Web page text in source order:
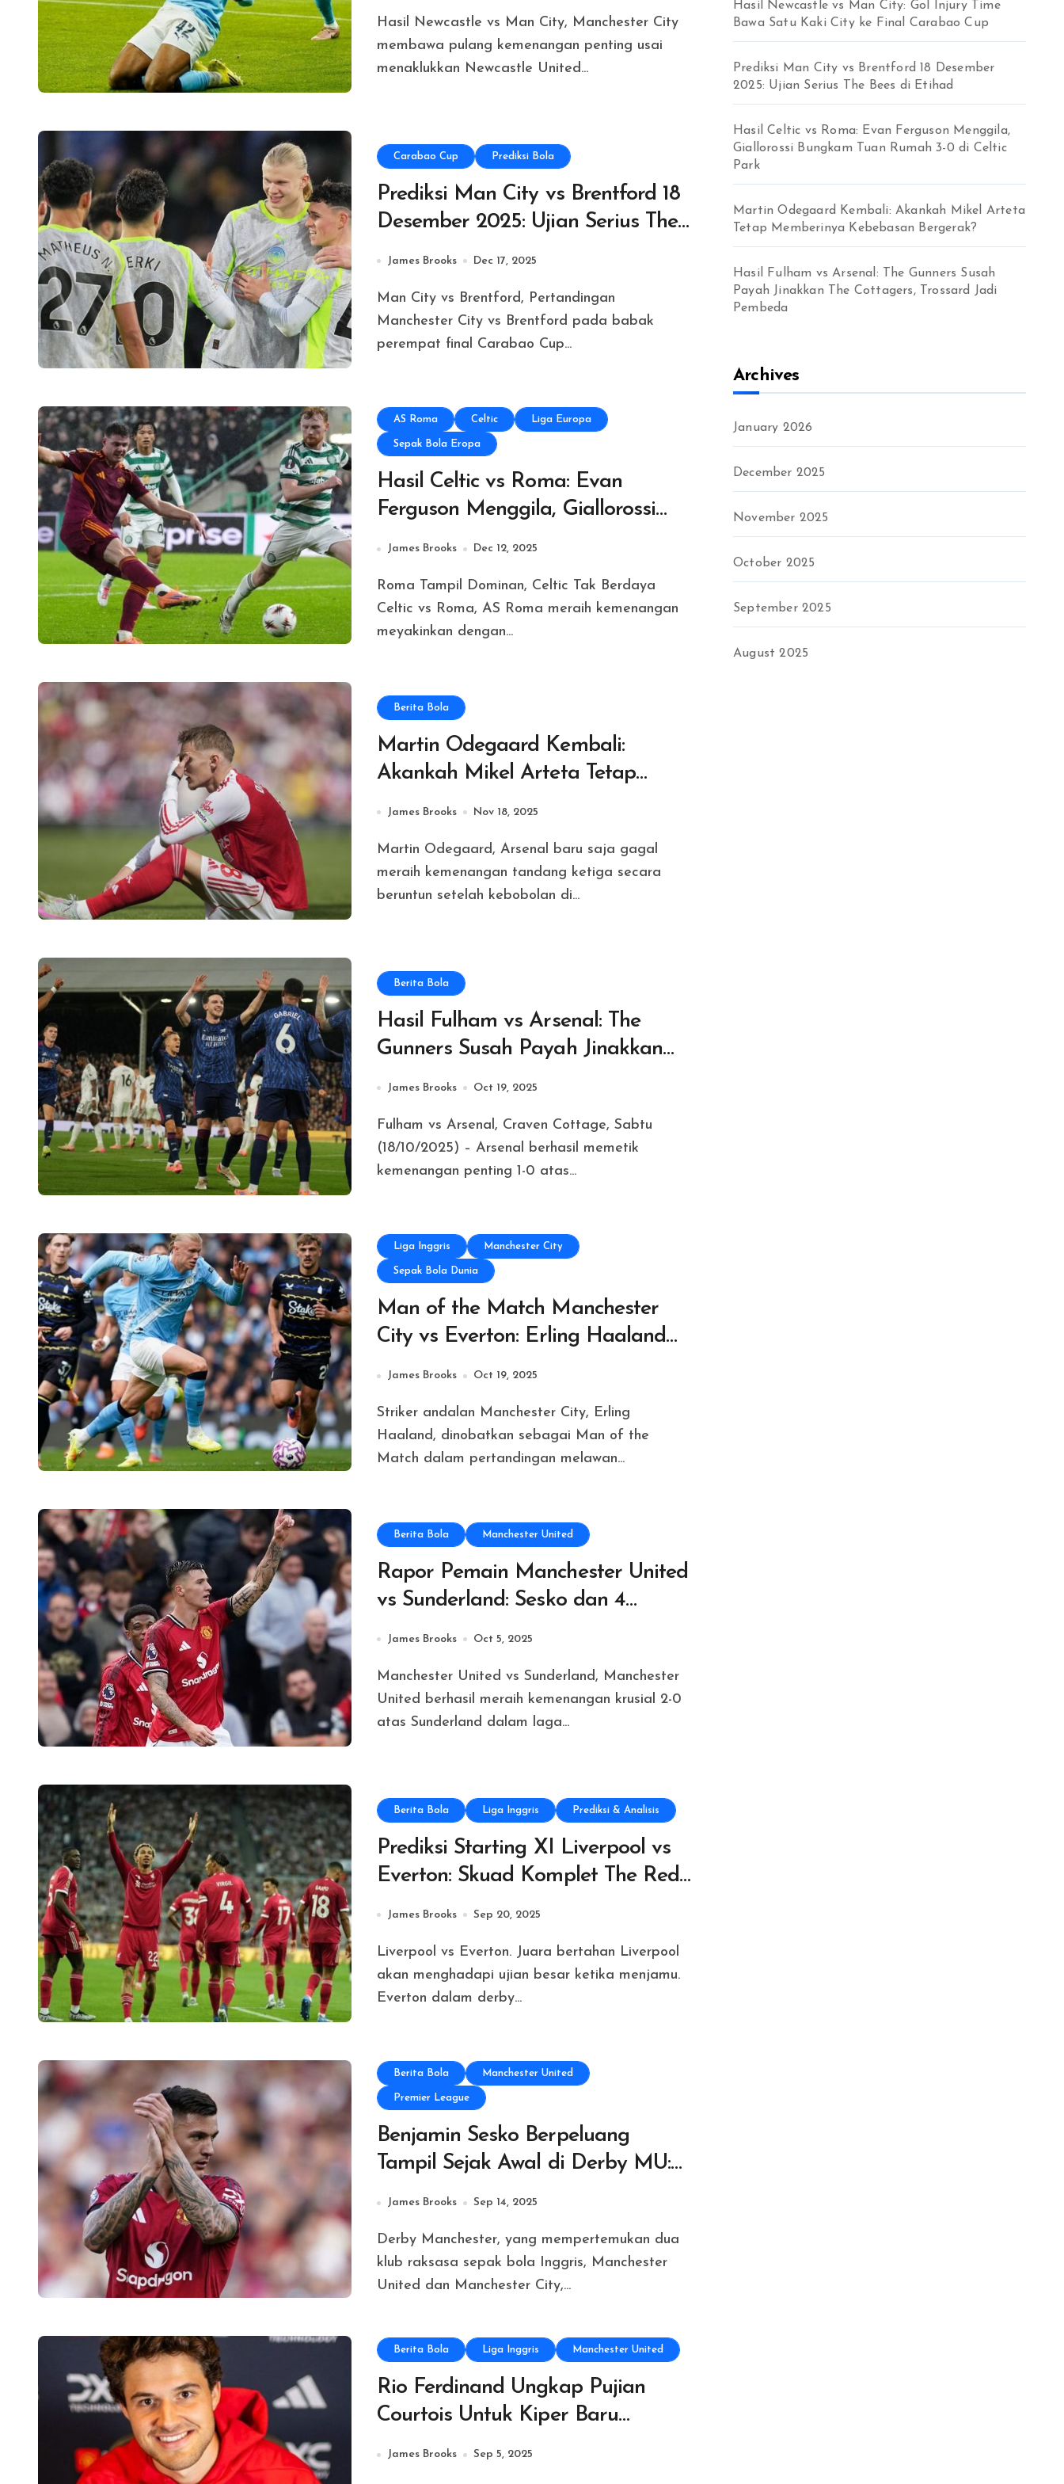
Hasil Newcastle vs Man City, Manchester City
membawa pulang kemenangan penting usai
menaklukkan Newcastle United...
Carabao Cup Prediksi Bola
Prediksi Man City vs Brentford 18
Desember 2025: Ujian Serius The
Bees di Etihad
James Brooks Dec 17, 2025
Man City vs Brentford, Pertandingan
Manchester City vs Brentford pada babak
perempat final Carabao Cup...
AS Roma Celtic Liga Europa
Sepak Bola Eropa
Hasil Celtic vs Roma: Evan
Ferguson Menggila, Giallorossi
Bungkam Tuan Rumah 3-0 di
James Brooks Dec 12, 2025
Roma Tampil Dominan, Celtic Tak Berdaya
Celtic vs Roma, AS Roma meraih kemenangan
meyakinkan dengan...
Berita Bola
Martin Odegaard Kembali:
Akankah Mikel Arteta Tetap
Memberinya Kebebasan
James Brooks Nov 18, 2025
Martin Odegaard, Arsenal baru saja gagal
meraih kemenangan tandang ketiga secara
beruntun setelah kebobolan di...
Berita Bola
Hasil Fulham vs Arsenal: The
Gunners Susah Payah Jinakkan
The Cottagers, Trossard Jadi
James Brooks Oct 19, 2025
Fulham vs Arsenal, Craven Cottage, Sabtu
(18/10/2025) – Arsenal berhasil memetik
kemenangan penting 1-0 atas...
Liga Inggris Manchester City
Sepak Bola Dunia
Man of the Match Manchester
City vs Everton: Erling Haaland
Tampil Gemilang dengan Dua Gol
James Brooks Oct 19, 2025
Striker andalan Manchester City, Erling
Haaland, dinobatkan sebagai Man of the
Match dalam pertandingan melawan...
Berita Bola Manchester United
Rapor Pemain Manchester United
vs Sunderland: Sesko dan 4
Pemain Tampil Gemilang, Clean
James Brooks Oct 5, 2025
Manchester United vs Sunderland, Manchester
United berhasil meraih kemenangan krusial 2-0
atas Sunderland dalam laga...
Berita Bola Liga Inggris Prediksi & Analisis
Prediksi Starting XI Liverpool vs
Everton: Skuad Komplet The Reds
vs Kreativitas Grealish
James Brooks Sep 20, 2025
Liverpool vs Everton. Juara bertahan Liverpool
akan menghadapi ujian besar ketika menjamu.
Everton dalam derby...
Berita Bola Manchester United
Premier League
Benjamin Sesko Berpeluang
Tampil Sejak Awal di Derby MU:
Peluang Emas untuk Debut
James Brooks Sep 14, 2025
Derby Manchester, yang mempertemukan dua
klub raksasa sepak bola Inggris, Manchester
United dan Manchester City,...
Berita Bola Liga Inggris Manchester United
Rio Ferdinand Ungkap Pujian
Courtois Untuk Kiper Baru
Manchester United, Senne
James Brooks Sep 5, 2025
rHasil Newcastle vs Man City: Gol Injury Time
Bawa Satu Kaki City ke Final Carabao Cup
Prediksi Man City vs Brentford 18 Desember
2025: Ujian Serius The Bees di Etihad
Hasil Celtic vs Roma: Evan Ferguson Menggila,
Giallorossi Bungkam Tuan Rumah 3-0 di Celtic
Park
Martin Odegaard Kembali: Akankah Mikel Arteta
Tetap Memberinya Kebebasan Bergerak?
Hasil Fulham vs Arsenal: The Gunners Susah
Payah Jinakkan The Cottagers, Trossard Jadi
Pembeda
Archives
January 2026
December 2025
November 2025
October 2025
September 2025
August 2025